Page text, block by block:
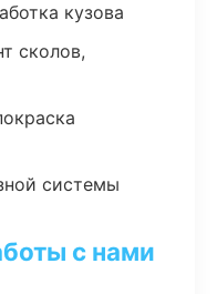
кузова
сколов,
системы
с нами